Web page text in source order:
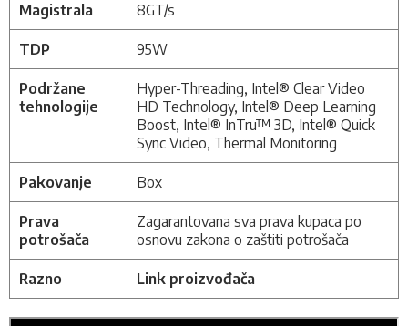
Magistrala 8GT/s
TDP 95W
Podržane
tehnologije
Hyper-Threading, Intel® Clear Video
HD Technology, Intel® Deep Learning
Boost, Intel® InTru™ 3D, Intel® Quick
Sync Video, Thermal Monitoring
Pakovanje Box
Prava
potrošača
Zagarantovana sva prava kupaca po
osnovu zakona o zaštiti potrošača
Razno Link proizvođača